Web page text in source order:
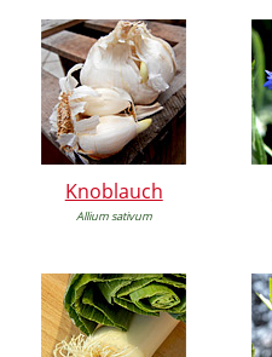
Knoblauch
Allium sativum